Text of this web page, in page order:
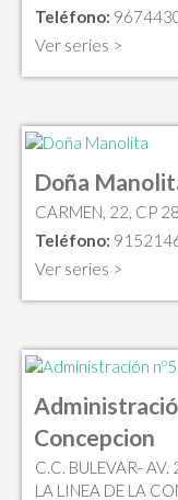
Teléfono:
Ver series >
Doña
CARMEN, 22, CP
Teléfono:
Ver series >
Concepcion
C.C. BULEVAR-
LA LINEA DE LA